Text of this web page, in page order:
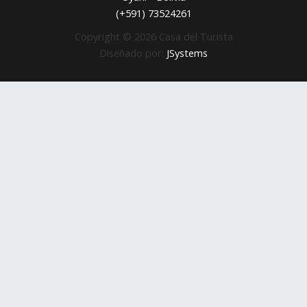
(+591) 73524261
Copyright © 2026 Casa del Turista
Diseñado por: JSystems